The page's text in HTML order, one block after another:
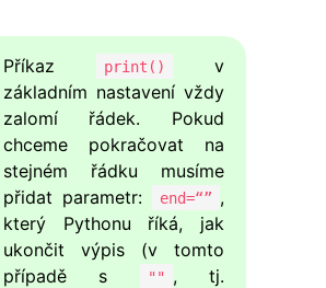
Příkaz print()
v
základním nastavení vždy
zalomí řádek. Pokud
chceme pokračovat na
stejném řádku musíme
přidat parametr:
end=“” ,
který Pythonu říká, jak
ukončit výpis (v tomto
případě s
""
, tj.